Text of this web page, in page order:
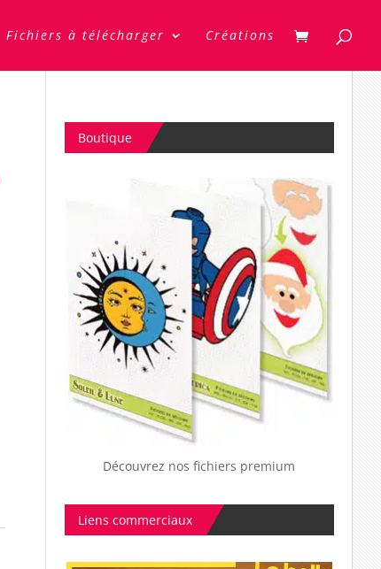
Fichiers à télécharger Créations
Boutique
Découvrez nos fichiers premium
Liens commerciaux